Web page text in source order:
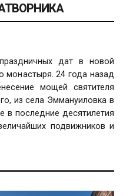
дат в новой
монастыря. 24 года назад
мощей святителя
из села Эммануиловка в
в последние десятилетия
подвижников и